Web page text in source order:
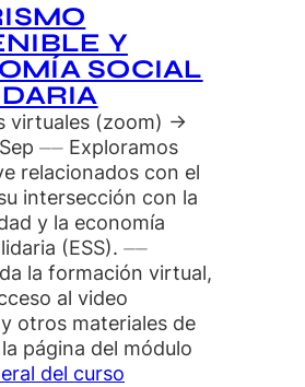
Y
SOCIAL
virtuales (zoom) →
⏤⏤ Exploramos
relacionados con el
intersección con la
y la economía
(ESS). ⏤⏤
la formación virtual,
al video
otros materiales de
página del módulo
del curso